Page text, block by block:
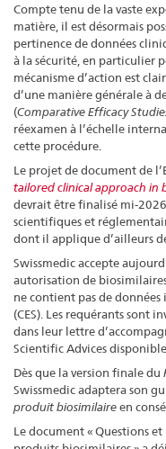
Compte tenu de la vaste
matière, il est désormais
pertinence de données
à la sécurité, en particulier
mécanisme d’action est
d’une manière générale à
(Comparative Efficacy
réexamen à l’échelle
cette procédure.
Le projet de document de
tailored clinical approach in
devrait être finalisé mi-
scientifiques et
dont il applique d’ailleurs
Swissmedic accepte
autorisation de
ne contient pas de données
(CES). Les requérants sont
dans leur lettre
Scientific Advices
Dès que la version finale du
Swissmedic adaptera son
produit biosimilaireen
Le document « Questions